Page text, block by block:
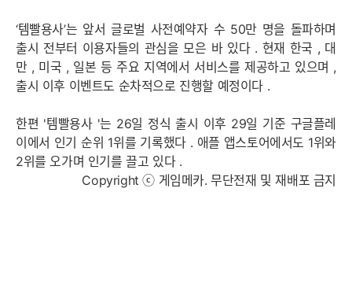
‘템빨용사’는 앞서 글로벌 사전예약자 수 50만 명을 돌파하며
출시 전부터 이용자들의 관심을 모은 바 있다 . 현재 한국 , 대
만 , 미국 , 일본 등 주요 지역에서 서비스를 제공하고 있으며 ,
출시 이후 이벤트도 순차적으로 진행할 예정이다 .
한편 '템빨용사 '는 26일 정식 출시 이후 29일 기준 구글플레
이에서 인기 순위 1위를 기록했다 . 애플 앱스토어에서도 1위와
2위를 오가며 인기를 끌고 있다 .
Copyright ⓒ 게임메카. 무단전재 및 재배포 금지